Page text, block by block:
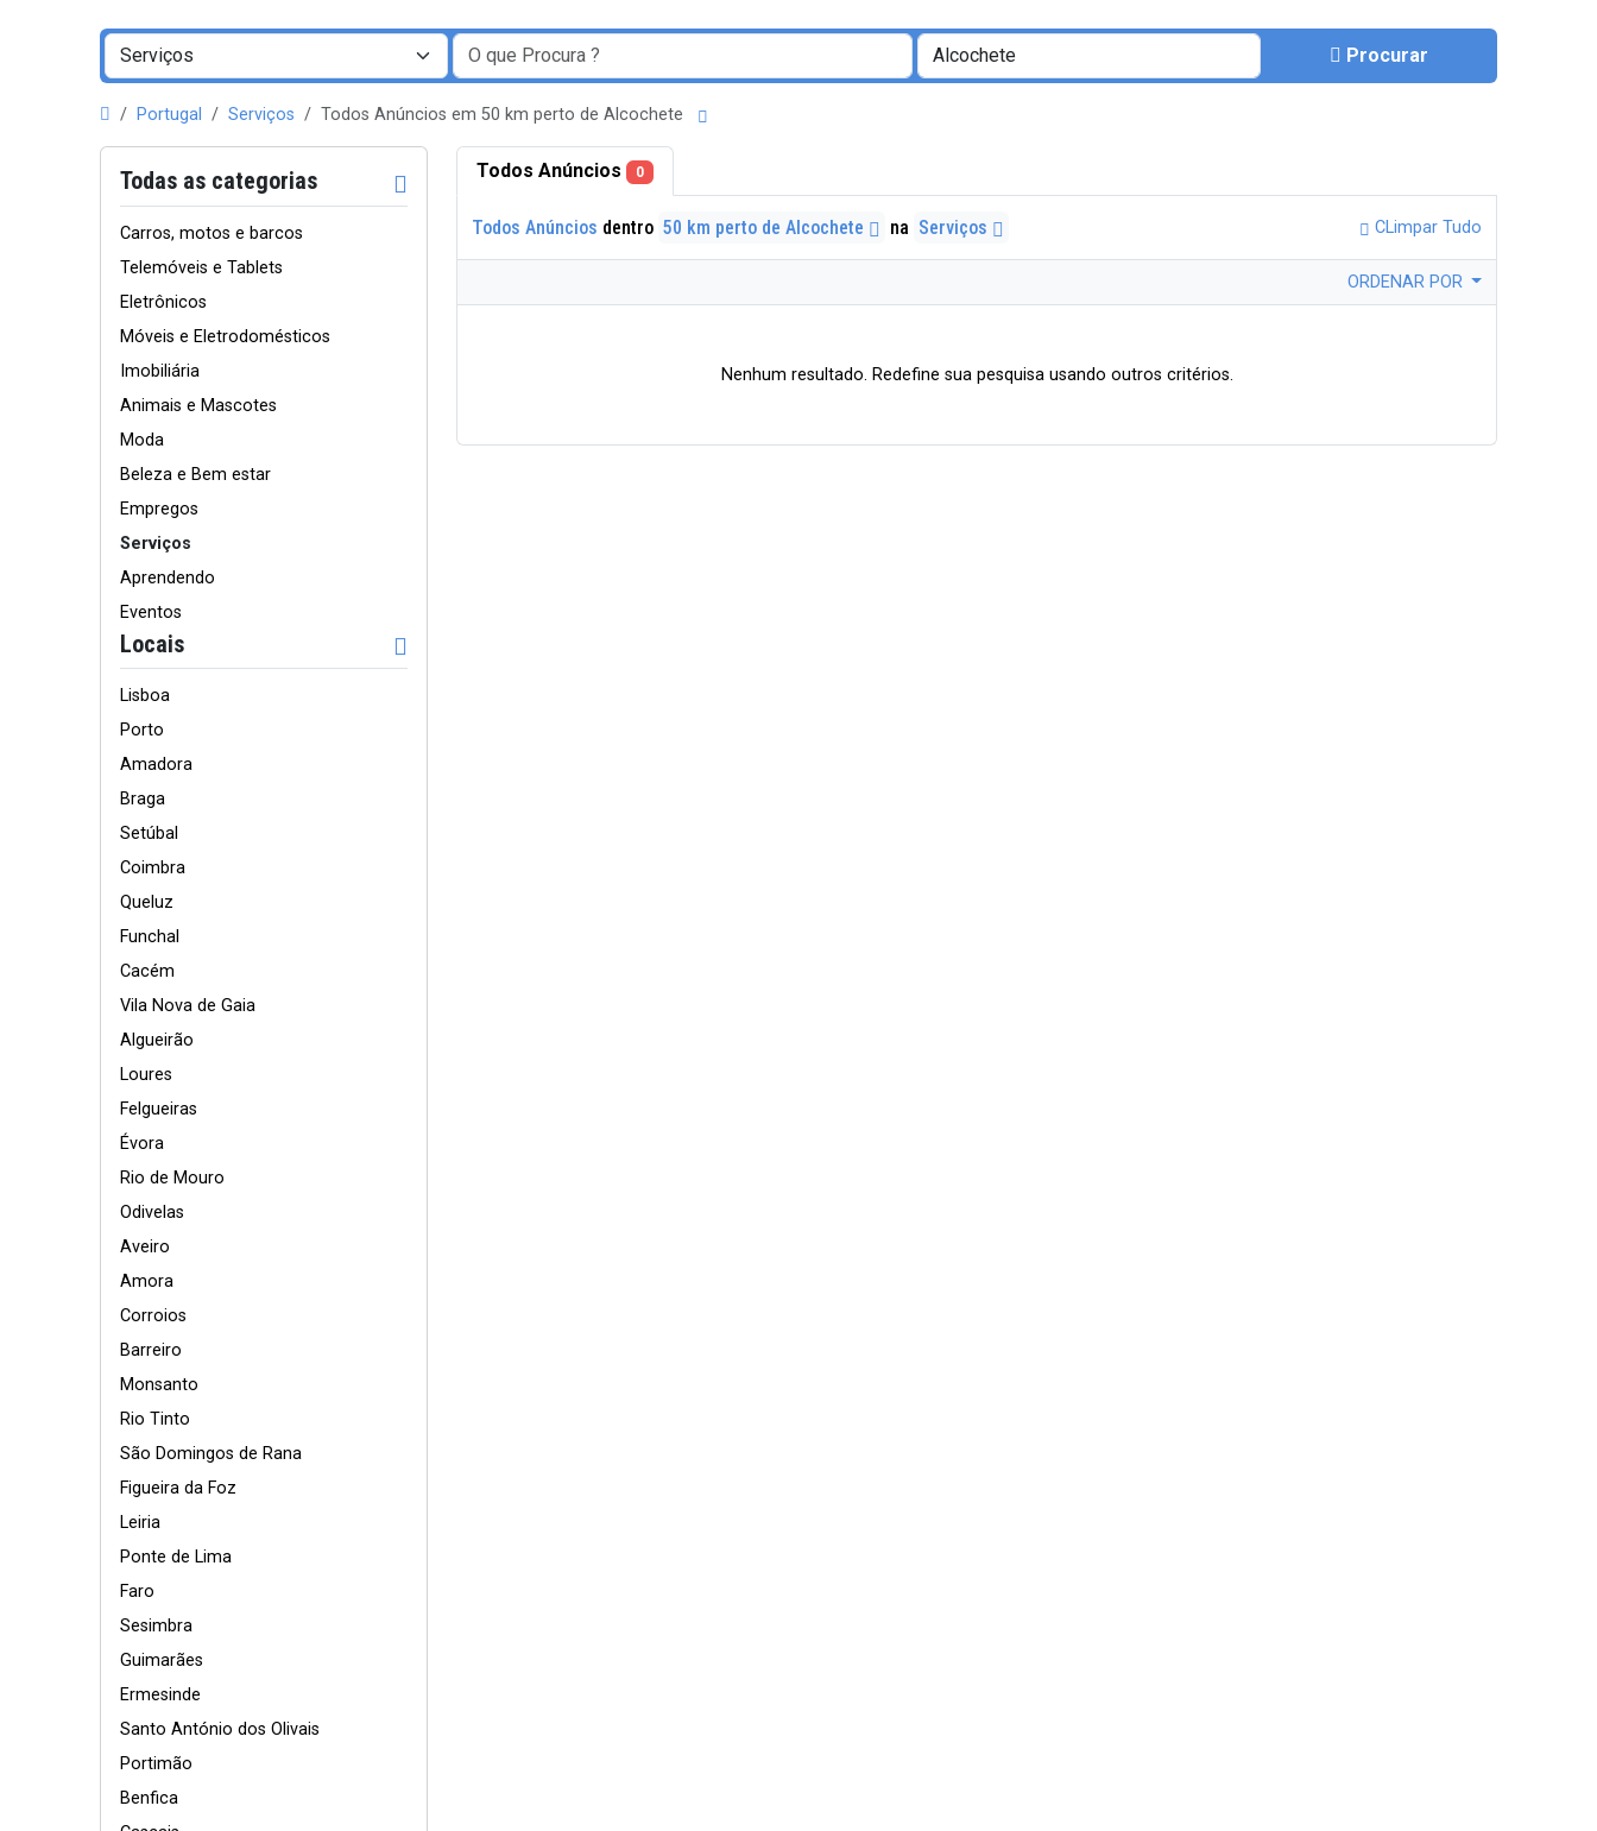
Procurar
Portugal Serviços Todos Anúncios em 50 km perto de Alcochete
Todas as categorias
Carros, motos e barcos
Telemóveis e Tablets
Eletrônicos
Móveis e Eletrodomésticos
Imobiliária
Animais e Mascotes
Moda
Beleza e Bem estar
Empregos
Serviços
Aprendendo
Eventos
Locais
Lisboa
Porto
Amadora
Braga
Setúbal
Coimbra
Queluz
Funchal
Cacém
Vila Nova de Gaia
Algueirão
Loures
Felgueiras
Évora
Rio de Mouro
Odivelas
Aveiro
Amora
Corroios
Barreiro
Monsanto
Rio Tinto
São Domingos de Rana
Figueira da Foz
Leiria
Ponte de Lima
Faro
Sesimbra
Guimarães
Ermesinde
Santo António dos Olivais
Portimão
Benfica
Todos Anúncios 0
Todos Anúncios dentro 50 km perto de Alcochete na Serviços CLimpar Tudo
ORDENAR POR
Nenhum resultado. Redefine sua pesquisa usando outros critérios.